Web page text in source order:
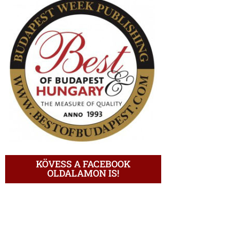
KÖVESS A FACEBOOK
OLDALAMON IS!